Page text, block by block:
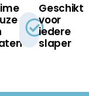
Geschikt
voor
iedere
slaper​